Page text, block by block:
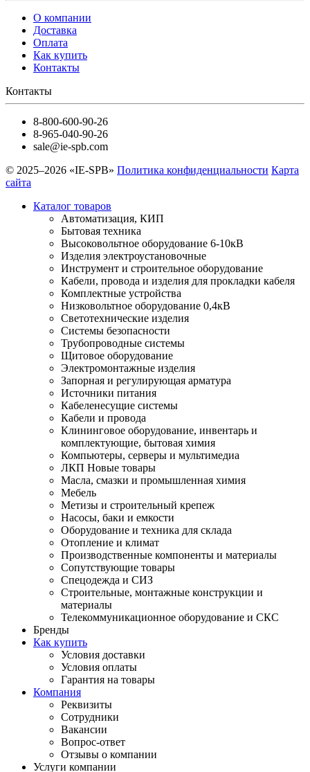
О компании
Доставка
Оплата
Как купить
Контакты
Контакты
8-800-600-90-26
8-965-040-90-26
sale@ie-spb.com
© 2025–2026 «IE-SPB» Политика конфиденциальности Карта
сайта
Каталог товаров
Автоматизация, КИП
Бытовая техника
Высоковольтное оборудование 6-10кВ
Изделия электроустановочные
Инструмент и строительное оборудование
Кабели, провода и изделия для прокладки кабеля
Комплектные устройства
Низковольтное оборудование 0,4кВ
Светотехнические изделия
Системы безопасности
Трубопроводные системы
Щитовое оборудование
Электромонтажные изделия
Запорная и регулирующая арматура
Источники питания
Кабеленесущие системы
Кабели и провода
Клининговое оборудование, инвентарь и
комплектующие, бытовая химия
Компьютеры, серверы и мультимедиа
ЛКП Новые товары
Масла, смазки и промышленная химия
Мебель
Метизы и строительный крепеж
Насосы, баки и емкости
Оборудование и техника для склада
Отопление и климат
Производственные компоненты и материалы
Сопутствующие товары
Спецодежда и СИЗ
Строительные, монтажные конструкции и
материалы
Телекоммуникационное оборудование и СКС
Бренды
Как купить
Условия доставки
Условия оплаты
Гарантия на товары
Компания
Реквизиты
Сотрудники
Вакансии
Вопрос-ответ
Отзывы о компании
Услуги компании